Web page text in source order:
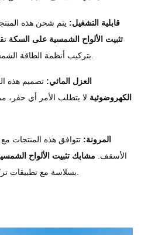
3. قابلية التشغيل: يتم شحن هذه
تثبيت الألواح الشمسية على السكة
4. العزل المائي: تصميم هذه
الكهروضوئية لا يتطلب الأمر أي حفر،
5. المرونة: تتوافق هذه المنتجات
الأسقف. مشابك تثبيت الألواح